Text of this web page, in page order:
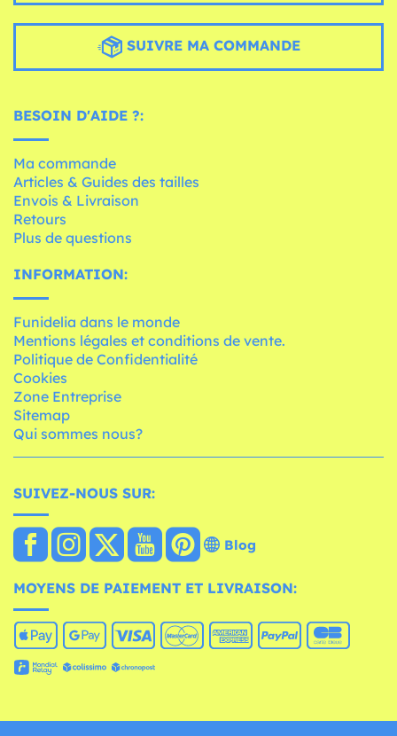
SUIVRE MA COMMANDE
BESOIN D'AIDE ?:
Ma commande
Articles & Guides des tailles
Envois & Livraison
Retours
Plus de questions
INFORMATION:
Funidelia dans le monde
Mentions légales et conditions de vente.
Politique de Confidentialité
Cookies
Zone Entreprise
Sitemap
Qui sommes nous?
SUIVEZ-NOUS SUR:
Blog
MOYENS DE PAIEMENT ET LIVRAISON: